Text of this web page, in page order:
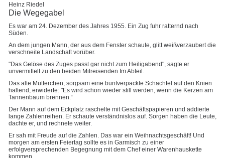
Heinz Riedel
Die Wegegabel
Es war am 24. Dezember des Jahres 1955. Ein Zug fuhr ratternd nach
Süden.
An dem jungen Mann, der aus dem Fenster schaute, glitt weißverzaubert die
verschneite Landschaft vorüber.
"Das Getöse des Zuges passt gar nicht zum Heiligabend", sagte er
unvermittelt zu den beiden Mitreisenden Im Abteil.
Das alte Mütterchen, sorgsam eine buntverpackte Schachtel auf den Knien
haltend, erwiderte: "Es wird schon wieder still werden, wenn die Kerzen am
Tannenbaum brennen.“
Der Mann auf dem Eckplatz raschelte mit Geschäftspapieren und addierte
lange Zahlenreihen. Er schaute verständnislos auf. Sorgen haben die Leute,
dachte er, und rechnete weiter.
Er sah mit Freude auf die Zahlen. Das war ein Weihnachtsgeschäft! Und
morgen am ersten Feiertag sollte es in Garmisch zu einer
erfolgversprechenden Begegnung mit dem Chef einer Warenhauskette
kommen.